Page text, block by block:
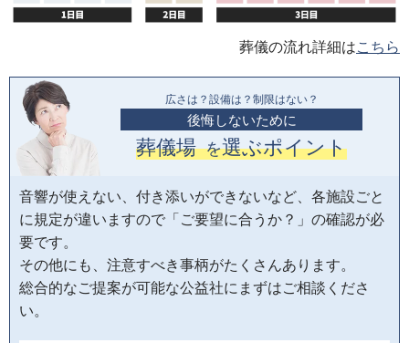
葬儀の流れ詳細はこちら
広さは？設備は？制限はない？
後悔しないために
葬儀場 を選ぶポイント
音響が使えない、付き添いができないなど、各施設ごと
に規定が違いますので「ご要望に合うか？」の確認が必
要です。
その他にも、注意すべき事柄がたくさんあります。
総合的なご提案が可能な公益社にまずはご相談くださ
い。